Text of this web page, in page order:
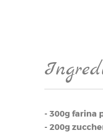
- 300g farina
- 200g